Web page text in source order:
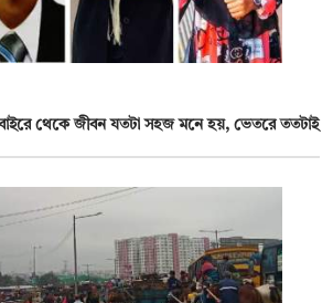
বাইরে থেকে জীবন যতটা সহজ মনে হয়, ভেতরে ততটাই